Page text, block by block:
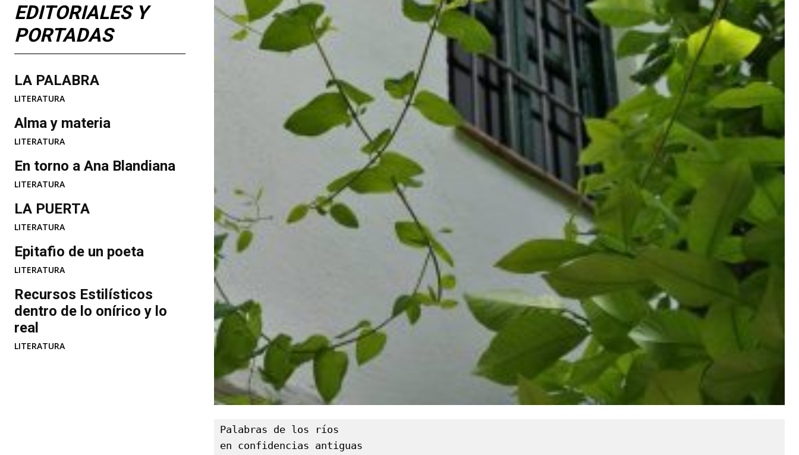
EDITORIALES Y
PORTADAS
LA PALABRA
LITERATURA
Alma y materia
LITERATURA
En torno a Ana Blandiana
LITERATURA
LA PUERTA
LITERATURA
Epitafio de un poeta
LITERATURA
Recursos Estilísticos
dentro de lo onírico y lo
real
LITERATURA
Palabras de los ríos
en confidencias antiguas